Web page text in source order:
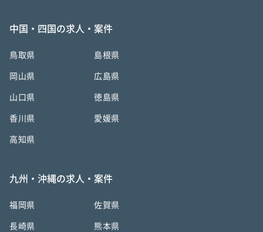
中国・四国の求人・案件
鳥取県 島根県
岡山県 広島県
山口県 徳島県
香川県 愛媛県
高知県
九州・沖縄の求人・案件
福岡県 佐賀県
長崎県 熊本県